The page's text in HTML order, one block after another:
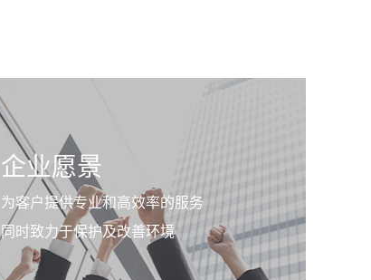
企业愿景
为客户提供专业和高效率的服务
同时致力于保护及改善环境